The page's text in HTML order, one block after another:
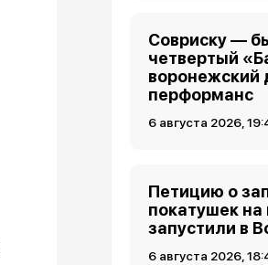
Совриску —
четвертый
воронежский
перформанс
6 августа 2026,
Петицию о
покатушек
запустили в
6 августа 2026,